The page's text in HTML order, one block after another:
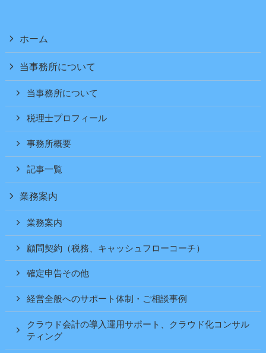
ホーム
当事務所について
当事務所について
税理士プロフィール
事務所概要
記事一覧
業務案内
業務案内
顧問契約（税務、キャッシュフローコーチ）
確定申告その他
経営全般へのサポート体制・ご相談事例
クラウド会計の導入運用サポート、クラウド化コンサル
ティング